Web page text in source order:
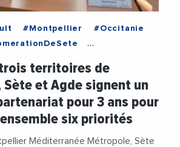
#Montpellier
#Occitanie
#GillesDEttore
#MichaelDelafosse
territoires de
et Agde signent un
pour 3 ans pour
six priorités
Méditerranée Métropole, Sète